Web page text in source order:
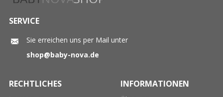
SERVICE
Sie erreichen uns per Mail unter
shop@baby-nova.de
RECHTLICHES INFORMATIONEN